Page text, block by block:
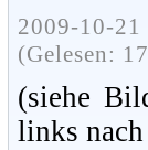
2009-10-
(Gelesen:
(siehe
links